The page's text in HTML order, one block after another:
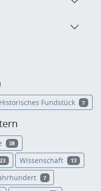
Historisches Fundstück 7
38
23 Wissenschaft 13
7